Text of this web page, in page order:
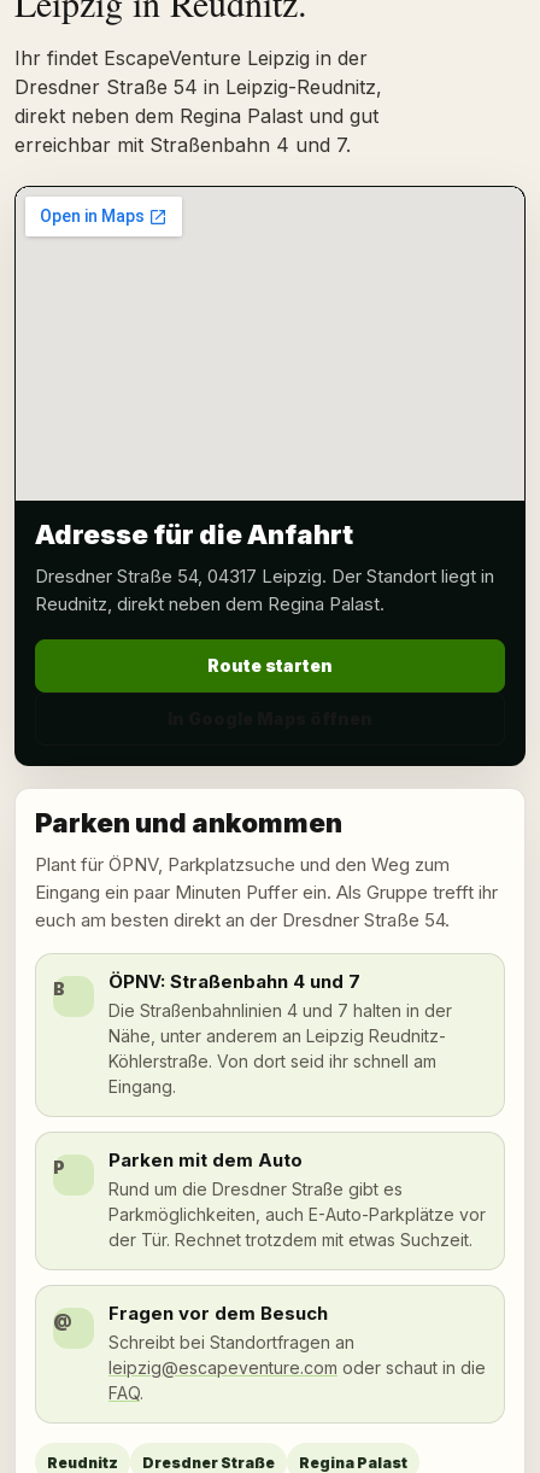
Ihr findet EscapeVenture Leipzig in der
Dresdner Straße 54 in Leipzig-Reudnitz,
direkt neben dem Regina Palast und gut
erreichbar mit Straßenbahn 4 und 7.
Adresse für die Anfahrt
Dresdner Straße 54, 04317 Leipzig. Der Standort liegt in
Reudnitz, direkt neben dem Regina Palast.
Route starten
Parken und ankommen
Plant für ÖPNV, Parkplatzsuche und den Weg zum
Eingang ein paar Minuten Puffer ein. Als Gruppe trefft ihr
euch am besten direkt an der Dresdner Straße 54.
B ÖPNV: Straßenbahn 4 und 7
Die Straßenbahnlinien 4 und 7 halten in der
Nähe, unter anderem an Leipzig Reudnitz-
Köhlerstraße. Von dort seid ihr schnell am
Eingang.
P Parken mit dem Auto
Rund um die Dresdner Straße gibt es
Parkmöglichkeiten, auch E-Auto-Parkplätze vor
der Tür. Rechnet trotzdem mit etwas Suchzeit.
@ Fragen vor dem Besuch
Schreibt bei Standortfragen an
leipzig@escapeventure.com oder schaut in die
FAQ.
Reudnitz Dresdner Straße Regina Palast